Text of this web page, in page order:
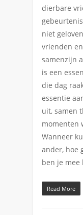
dierbare
niet
vrienden
samenzijn
is een
die dag
essentie
uit, samen
momenten
Wanneer
ander, hoe
ben je mee
Read More